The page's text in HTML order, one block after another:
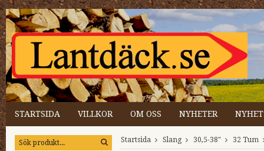
STARTSIDA VILLKOR OM OSS NYHETER
Startsida Slang 30,5-38" 32 Tum